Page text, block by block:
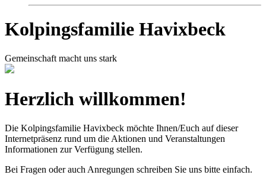
Kolpingsfamilie Havixbeck
Gemeinschaft macht uns stark
Herzlich willkommen!
Die Kolpingsfamilie Havixbeck möchte Ihnen/Euch auf dieser
Internetpräsenz rund um die Aktionen und Veranstaltungen
Informationen zur Verfügung stellen.
Bei Fragen oder auch Anregungen schreiben Sie uns bitte einfach.